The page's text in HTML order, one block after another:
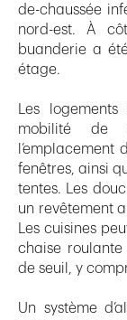
de-chaussée
nord-est. À
buanderie a
étage.
Les
mobilité de
l’emplacement
fenêtres, ainsi
tentes. Les
un revêtement
Les cuisines
chaise roulante
de seuil, y
Un système